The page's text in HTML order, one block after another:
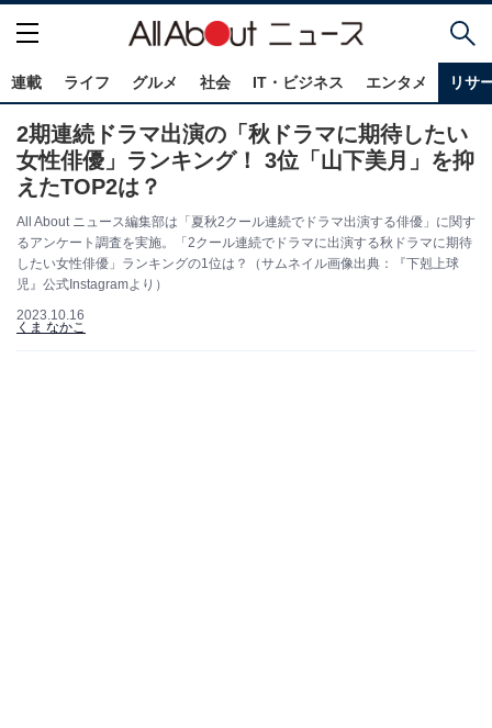
連載 ライフ グルメ 社会 IT・ビジネス エンタメ リサ
2期連続ドラマ出演の「秋ドラマに期待したい
女性俳優」ランキング！ 3位「山下美月」を抑
えたTOP2は？
All About ニュース編集部は「夏秋2クール連続でドラマ出演する俳優」に関す
るアンケート調査を実施。「2クール連続でドラマに出演する秋ドラマに期待
したい女性俳優」ランキングの1位は？（サムネイル画像出典：『下剋上球
児』公式Instagramより）
2023.10.16
くま なかこ